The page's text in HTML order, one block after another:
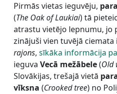
Pirmās vietas ieguvēju,
(The Oak of Laukiai) tā
atrastu vietējo lepnumu, jo
zinājuši vien tuvējā ciemata
rajons, sīkāka informācija
ieguva Vecā mežābele(Old
Slovākijas, trešajā vietā
vīksna (Crooked tree) no